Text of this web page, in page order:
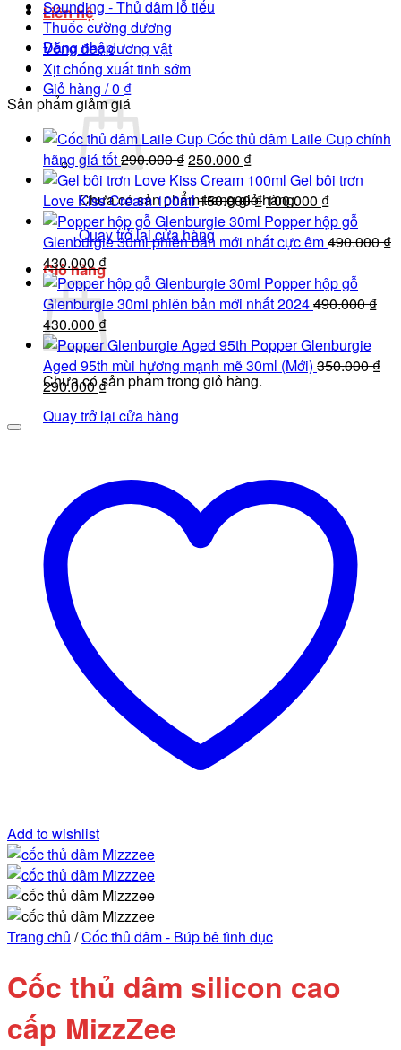
Liên hệ
Đăng nhập
Giỏ hàng /0 ₫
Chưa có sản phẩm trong giỏ hàng.
Quay trở lại cửa hàng
Giỏ hàng
Chưa có sản phẩm trong giỏ hàng.
Quay trở lại cửa hàng
Sounding - Thủ dâm lỗ tiểu
Thuốc cường dương
Vòng đeo dương vật
Xịt chống xuất tinh sớm
Sản phẩm giảm giá
Cốc thủ dâm Laile Cup chính
hãng giá tốt290.000₫Giá
gốc
là:
290.000 ₫.
250.000 ₫Giá
hiện
tại
là:
250.000 ₫.
Gel bôi trơn
Love Kiss Cream 100ml150.000₫Giá
gốc
là:
100.000 ₫Giá
hiện
tại
100.000 ₫.
Popper hộp gỗ
Glenburgie 30ml phiên bản mới nhất cực êm490.000₫
Giá
gốc
là:
490.000 ₫.
430.000₫Giá
hiện
tại
là:
430.000 ₫.
Popper hộp gỗ
Glenburgie 30ml phiên bản mới nhất 2024490.000₫
Giá
gốc
là:
490.000 ₫.
430.000 ₫Giá
hiện
tại
là:
430.000 ₫.
Popper Glenburgie
Aged 95th mùi hương mạnh mẽ 30ml (Mới) 350.000₫
Giá
gốc
là:
290.000₫Giá
hiện
tại
Add to wishlist
Trang chủ /Cốc thủ dâm - Búp bê tình dục
Cốc thủ dâm silicon cao
cấp MizzZee